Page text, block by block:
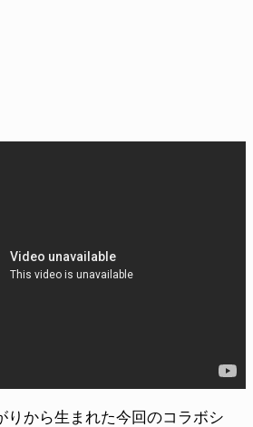
りから生まれた今回のコラボシ